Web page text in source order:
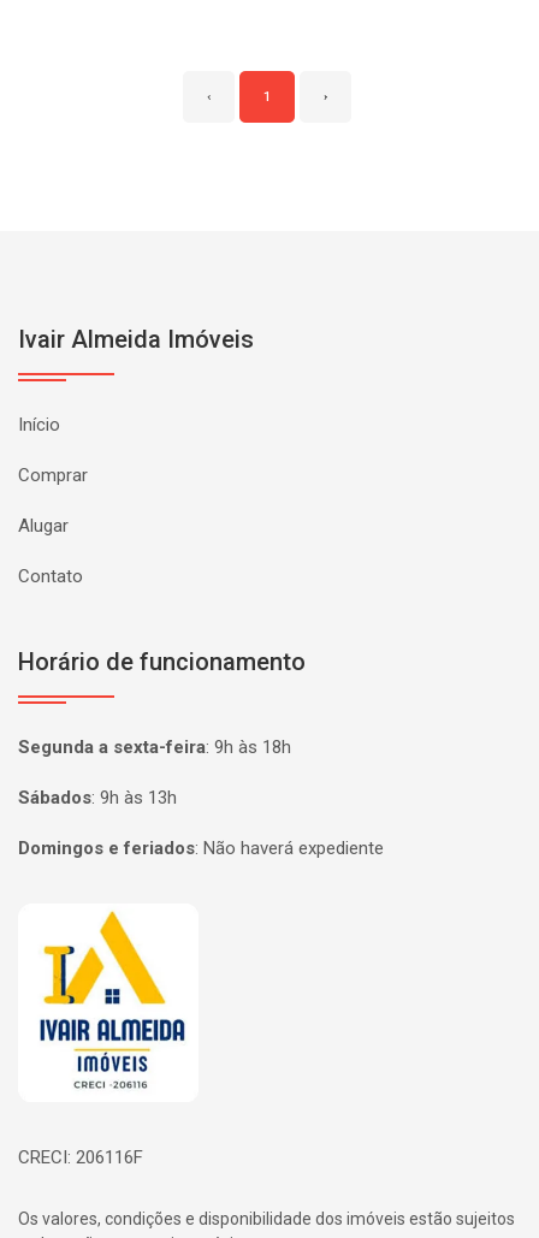
‹ 1 ›
Ivair Almeida Imóveis
Início
Comprar
Alugar
Contato
Horário de funcionamento
Segunda a sexta-feira: 9h às 18h
Sábados: 9h às 13h
Domingos e feriados: Não haverá expediente
Página inicial
CRECI: 206116F
Os valores, condições e disponibilidade dos imóveis estão sujeitos